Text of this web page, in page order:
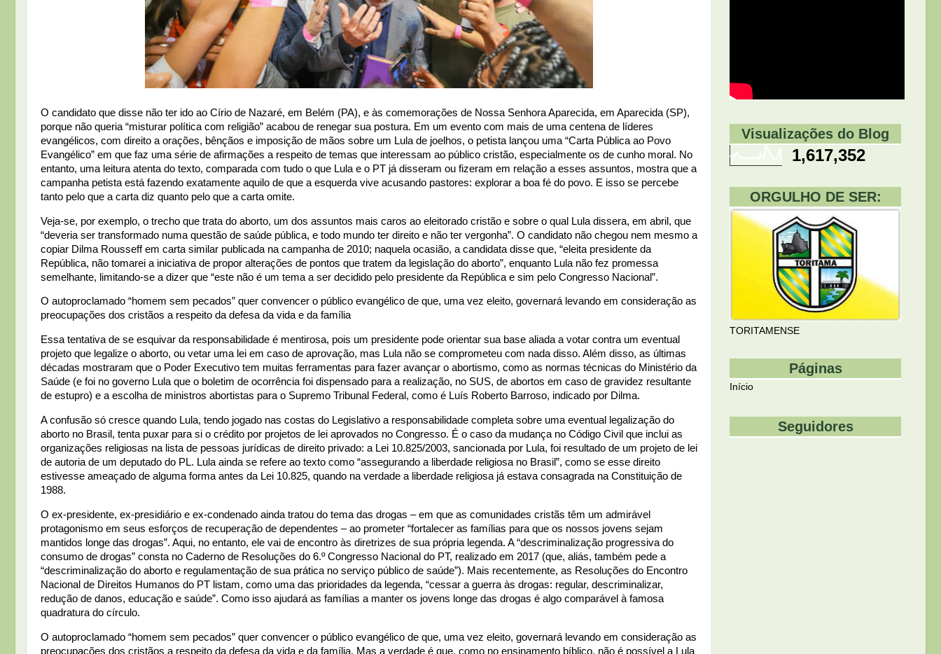
O candidato que disse não ter ido ao Círio de Nazaré, em Belém (PA), e às comemorações de Nossa Senhora Aparecida, em Aparecida (SP),
porque não queria “misturar política com religião” acabou de renegar sua postura. Em um evento com mais de uma centena de líderes
evangélicos, com direito a orações, bênçãos e imposição de mãos sobre um Lula de joelhos, o petista lançou uma “Carta Pública ao Povo
Evangélico” em que faz uma série de afirmações a respeito de temas que interessam ao público cristão, especialmente os de cunho moral. No
entanto, uma leitura atenta do texto, comparada com tudo o que Lula e o PT já disseram ou fizeram em relação a esses assuntos, mostra que a
campanha petista está fazendo exatamente aquilo de que a esquerda vive acusando pastores: explorar a boa fé do povo. E isso se percebe
tanto pelo que a carta diz quanto pelo que a carta omite.
Veja-se, por exemplo, o trecho que trata do aborto, um dos assuntos mais caros ao eleitorado cristão e sobre o qual Lula dissera, em abril, que
“deveria ser transformado numa questão de saúde pública, e todo mundo ter direito e não ter vergonha”. O candidato não chegou nem mesmo a
copiar Dilma Rousseff em carta similar publicada na campanha de 2010; naquela ocasião, a candidata disse que, “eleita presidente da
República, não tomarei a iniciativa de propor alterações de pontos que tratem da legislação do aborto”, enquanto Lula não fez promessa
semelhante, limitando-se a dizer que “este não é um tema a ser decidido pelo presidente da República e sim pelo Congresso Nacional”.
O autoproclamado “homem sem pecados” quer convencer o público evangélico de que, uma vez eleito, governará levando em consideração as
preocupações dos cristãos a respeito da defesa da vida e da família
Essa tentativa de se esquivar da responsabilidade é mentirosa, pois um presidente pode orientar sua base aliada a votar contra um eventual
projeto que legalize o aborto, ou vetar uma lei em caso de aprovação, mas Lula não se comprometeu com nada disso. Além disso, as últimas
décadas mostraram que o Poder Executivo tem muitas ferramentas para fazer avançar o abortismo, como as normas técnicas do Ministério da
Saúde (e foi no governo Lula que o boletim de ocorrência foi dispensado para a realização, no SUS, de abortos em caso de gravidez resultante
de estupro) e a escolha de ministros abortistas para o Supremo Tribunal Federal, como é Luís Roberto Barroso, indicado por Dilma.
A confusão só cresce quando Lula, tendo jogado nas costas do Legislativo a responsabilidade completa sobre uma eventual legalização do
aborto no Brasil, tenta puxar para si o crédito por projetos de lei aprovados no Congresso. É o caso da mudança no Código Civil que inclui as
organizações religiosas na lista de pessoas jurídicas de direito privado: a Lei 10.825/2003, sancionada por Lula, foi resultado de um projeto de lei
de autoria de um deputado do PL. Lula ainda se refere ao texto como “assegurando a liberdade religiosa no Brasil”, como se esse direito
estivesse ameaçado de alguma forma antes da Lei 10.825, quando na verdade a liberdade religiosa já estava consagrada na Constituição de
1988.
O ex-presidente, ex-presidiário e ex-condenado ainda tratou do tema das drogas – em que as comunidades cristãs têm um admirável
protagonismo em seus esforços de recuperação de dependentes – ao prometer “fortalecer as famílias para que os nossos jovens sejam
mantidos longe das drogas”. Aqui, no entanto, ele vai de encontro às diretrizes de sua própria legenda. A “descriminalização progressiva do
consumo de drogas” consta no Caderno de Resoluções do 6.º Congresso Nacional do PT, realizado em 2017 (que, aliás, também pede a
“descriminalização do aborto e regulamentação de sua prática no serviço público de saúde”). Mais recentemente, as Resoluções do Encontro
Nacional de Direitos Humanos do PT listam, como uma das prioridades da legenda, “cessar a guerra às drogas: regular, descriminalizar,
redução de danos, educação e saúde”. Como isso ajudará as famílias a manter os jovens longe das drogas é algo comparável à famosa
quadratura do círculo.
O autoproclamado “homem sem pecados” quer convencer o público evangélico de que, uma vez eleito, governará levando em consideração as
preocupações dos cristãos a respeito da defesa da vida e da família. Mas a verdade é que, como no ensinamento bíblico, não é possível a Lula
Visualizações do Blog
1,617,352
ORGULHO DE SER:
TORITAMENSE
Páginas
Início
Seguidores